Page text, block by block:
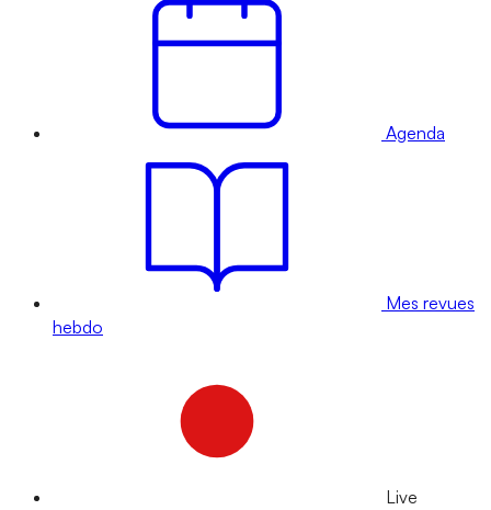
Agenda
Mes revues
hebdo
Live